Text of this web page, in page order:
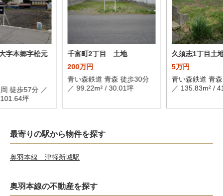
字本郷字松元
徒歩57分 ／
坪
千富町2丁目 土地
200万円
青い森鉄道 青森 徒歩30分
／ 99.22m² / 30.01坪
久須志1丁目土
5万円
青い森鉄道 青
／ 135.83m² /
最寄りの駅から物件を探す
奥羽本線 津軽新城駅
奥羽本線の不動産を探す